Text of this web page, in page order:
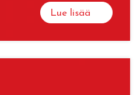
Lue lisää